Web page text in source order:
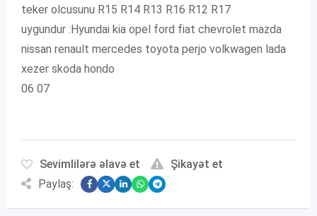
teker olcusunu R15 R14 R13 R16 R12 R17
uygundur :Hyundai kia opel ford fiat chevrolet mazda
nissan renault mercedes toyota perjo volkwagen lada
xezer skoda hondo
06 07
Sevimlilərə əlavə et
Şikayət et
Paylaş: